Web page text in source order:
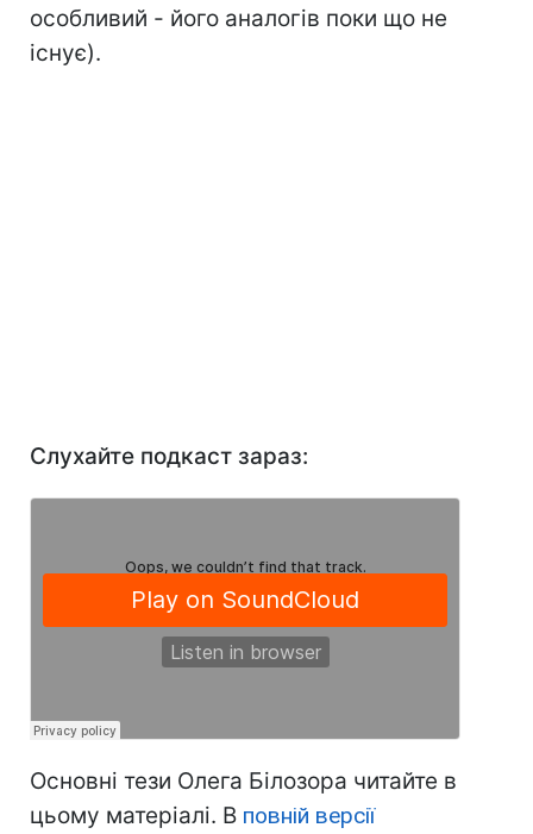
особливий - його аналогів поки що не
існує).
Слухайте подкаст зараз:
Основні тези Олега Білозора читайте в
цьому матеріалі. В повній версії